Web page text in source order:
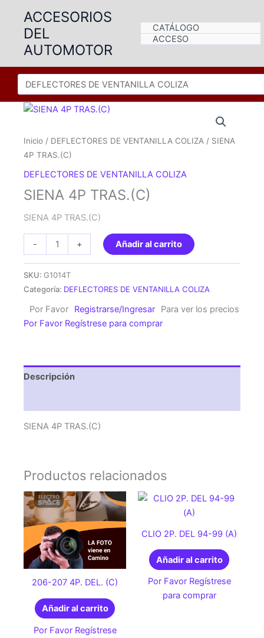
contenido
ACCESORIOS
DEL
AUTOMOTOR
CATÁLOGO
ACCESO
Inicio / DEFLECTORES DE VENTANILLA COLIZA / SIENA
4P TRAS.(C)
DEFLECTORES DE VENTANILLA COLIZA
SIENA 4P TRAS.(C)
SIENA 4P TRAS.(C)
-
4P
cantidad
+ Añadir al carrito
SKU: G1014T
Categoría: DEFLECTORES DE VENTANILLA COLIZA
Por Favor Registrarse/Ingresar
Para ver los precios
Por Favor Regístrese para comprar
Descripción
SIENA 4P TRAS.(C)
Productos relacionados
206-207 4P. DEL. (C)
Añadir al carrito
Por Favor Regístrese
CLIO 2P. DEL 94-99 (A)
Añadir al carrito
Por Favor Regístrese
para comprar